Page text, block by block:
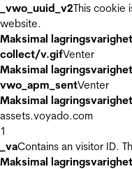
_vwo_uuid_v2This cookie
website.
Maksimal lagringsvarighet
collect/v.gifVenter
Maksimal lagringsvarighet
vwo_apm_sentVenter
Maksimal lagringsvarighet
assets.voyado.com
1
_vaContains an visitor ID.
Maksimal lagringsvarighet